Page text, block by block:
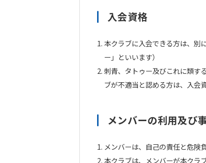
入会資格
本クラブに入会できる方は、別
ー」といいます）
刺青、タトゥー及びこれに類す
ブが不適当と認める方は、入会
メンバーの利用及び
メンバーは、自己の責任と危険
本クラブは、メンバーが本クラ